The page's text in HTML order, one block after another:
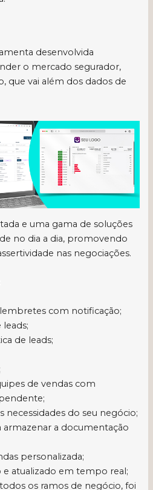
desenvolvida
o mercado segurador,
que vai além dos dados de
e uma gama de soluções
no dia a dia, promovendo
nas negociações.
com notificação;
leads;
de leads;
de vendas com
necessidades do seu negócio;
armazenar a documentação
personalizada;
atualizado em tempo real;
os ramos de negócio, foi